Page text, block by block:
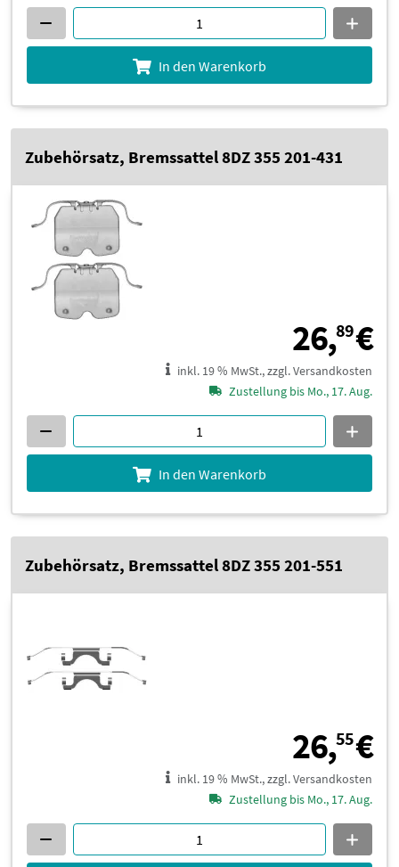
In den Warenkorb
Zubehörsatz, Bremssattel 8DZ 355 201-431
26,89€
inkl. 19 % MwSt., zzgl. Versandkosten
Zustellung bis Mo., 17. Aug.
In den Warenkorb
Zubehörsatz, Bremssattel 8DZ 355 201-551
26,55€
inkl. 19 % MwSt., zzgl. Versandkosten
Zustellung bis Mo., 17. Aug.